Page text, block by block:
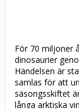
För 70 miljoner
dinosaurier
Händelsen är
samlas för att
säsongsskiftet
långa arktiska